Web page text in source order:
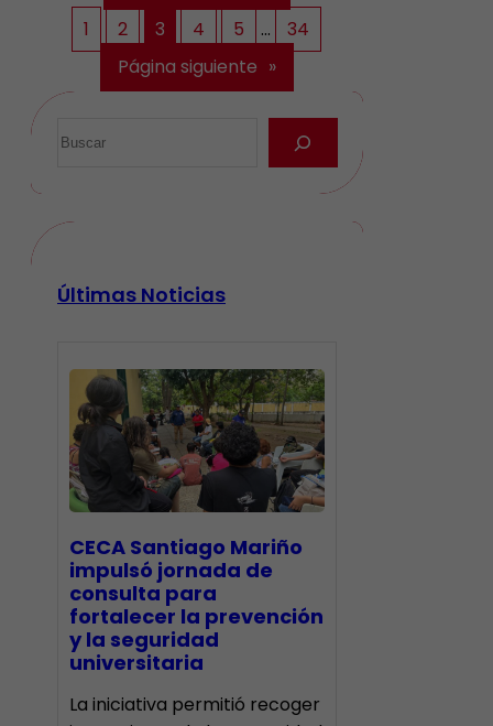
1
2 3 4 5 …
34
Página siguiente »
Últimas Noticias
CECA Santiago Mariño
impulsó jornada de
consulta para
fortalecer la prevención
y la seguridad
universitaria
La iniciativa permitió recoger